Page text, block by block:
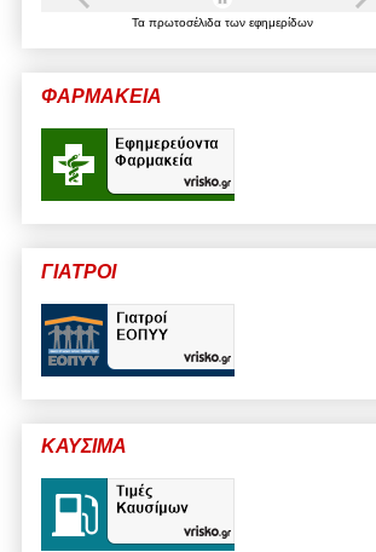
Τα πρωτοσέλιδα των εφημερίδων
ΦΑΡΜΑΚΕΙΑ
ΓΙΑΤΡΟΙ
ΚΑΥΣΙΜΑ